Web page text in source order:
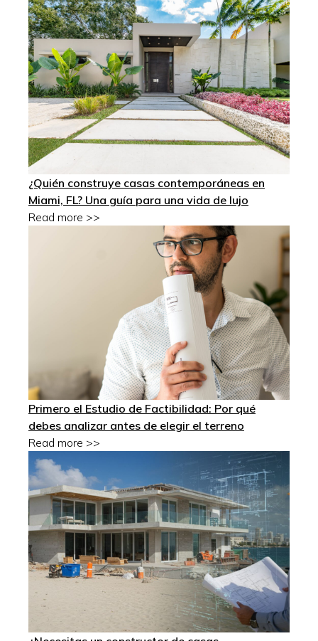
¿Quién construye casas contemporáneas en
Miami, FL? Una guía para una vida de lujo
Read more >>
Primero el Estudio de Factibilidad: Por qué
debes analizar antes de elegir el terreno
Read more >>